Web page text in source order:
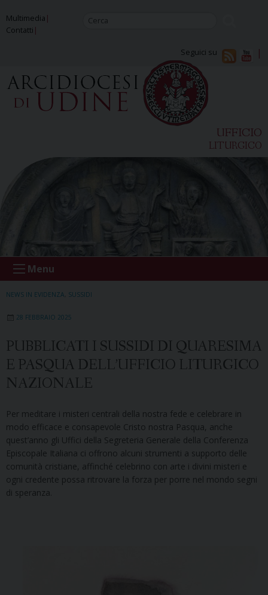
to
content
Multimedia
Contatti
Seguici su
UFFICIO
LITURGICO
Menu
NEWS IN EVIDENZA SUSSIDI
28 FEBBRAIO 2025
PUBBLICATI I SUSSIDI DI QUARESIMA
E PASQUA DELL’UFFICIO LITURGICO
NAZIONALE
Per meditare i misteri centrali della nostra fede e celebrare in
modo efficace e consapevole Cristo nostra Pasqua, anche
quest’anno gli Uffici della Segreteria Generale della Conferenza
Episcopale Italiana ci offrono alcuni strumenti a supporto delle
comunità cristiane, affinché celebrino con arte i divini misteri e
ogni credente possa ritrovare la forza per porre nel mondo segni
di speranza.